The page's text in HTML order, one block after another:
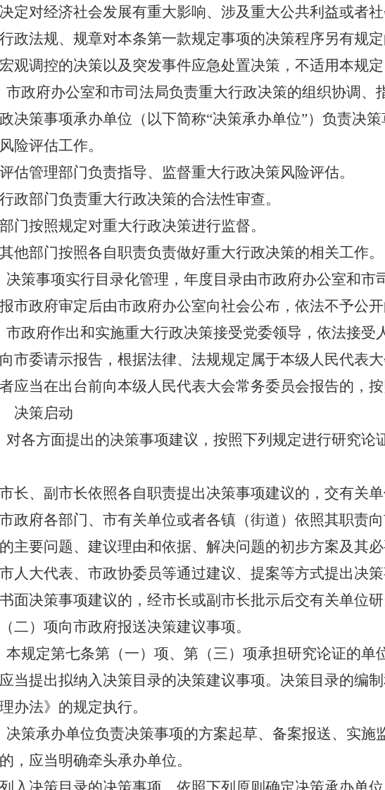
决定对经济社会发展有重大影响、涉及重大公共利益或者
政法规、规章对本条第一款规定事项的决策程序另有规
观调控的决策以及突发事件应急处置决策，不适用本规定
政府办公室和市司法局负责重大行政决策的组织协调、
决策事项承办单位（以下简称“决策承办单位”）负责决
险评估工作。
估管理部门负责指导、监督重大行政决策风险评估。
政部门负责重大行政决策的合法性审查。
门按照规定对重大行政决策进行监督。
他部门按照各自职责负责做好重大行政决策的相关工作。
策事项实行目录化管理，年度目录由市政府办公室和市
市政府审定后由市政府办公室向社会公布，依法不予公开
政府作出和实施重大行政决策接受党委领导，依法接受
市委请示报告，根据法律、法规规定属于本级人民代表
应当在出台前向本级人民代表大会常务委员会报告的，按
决策启动
各方面提出的决策事项建议，按照下列规定进行研究论
市长、副市长依照各自职责提出决策事项建议的，交有关单
市政府各部门、市有关单位或者各镇（街道）依照其职责
主要问题、建议理由和依据、解决问题的初步方案及其必
市人大代表、市政协委员等通过建议、提案等方式提出决
面决策事项建议的，经市长或副市长批示后交有关单位
二）项向市政府报送决策建议事项。
规定第七条第（一）项、第（三）项承担研究论证的单
当提出拟纳入决策目录的决策建议事项。决策目录的编
办法》的规定执行。
策承办单位负责决策事项的方案起草、备案报送、实施
，应当明确牵头承办单位。